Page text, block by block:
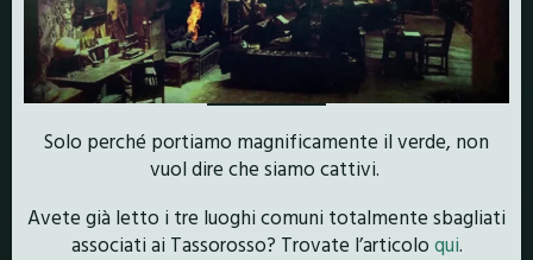
Solo perché portiamo magnificamente il verde, non
vuol dire che siamo cattivi.
Avete già letto i tre luoghi comuni totalmente sbagliati
associati ai Tassorosso? Trovate l’articolo qui.